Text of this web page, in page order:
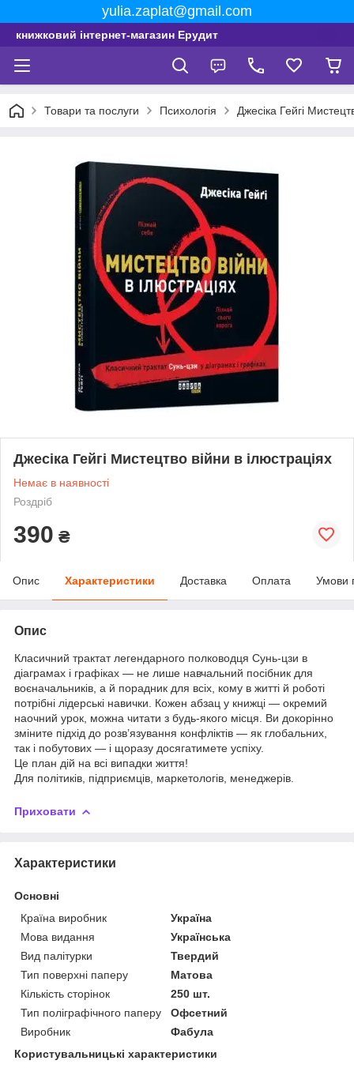
yulia.zaplat@gmail.com
книжковий інтернет-магазин Ерудит
Товари та послуги Психологія Джесіка Гейгі
Джесіка Гейгі Мистецтво війни в ілюстраціях
Немає в наявності
Роздріб
390 ₴
Опис Характеристики Доставка Оплата Умови
Опис
Класичний трактат легендарного полководця Сунь-цзи в
діаграмах і графіках — не лише навчальний посібник для
воєначальників, а й порадник для всіх, кому в житті й роботі
потрібні лідерські навички. Кожен абзац у книжці — окремий
наочний урок, можна читати з будь-якого місця. Ви докорінно
зміните підхід до розв’язування конфліктів — як глобальних,
так і побутових — і щоразу досягатимете успіху.
Це план дій на всі випадки життя!
Для політиків, підприємців, маркетологів, менеджерів.
Приховати
Характеристики
Основні
Країна виробник
Україна
Мова видання
Українська
Вид палітурки
Твердий
Тип поверхні паперу
Матова
Кількість сторінок
250 шт.
Тип поліграфічного паперу
Офсетний
Виробник
Фабула
Користувальницькі характеристики